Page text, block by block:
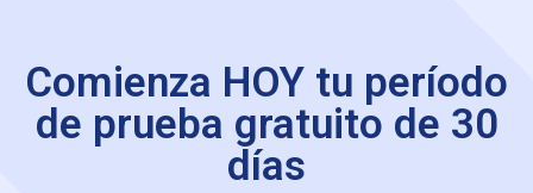
Comienza HOY tu período
de prueba gratuito de 30
días